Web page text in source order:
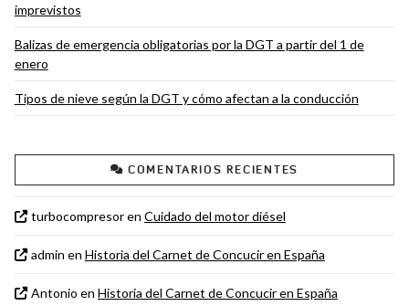
imprevistos
Balizas de emergencia obligatorias por la DGT a partir del 1 de
enero
Tipos de nieve según la DGT y cómo afectan a la conducción
COMENTARIOS RECIENTES
turbocompresoren Cuidado del motor diésel
admin en Historia del Carnet de Concucir en España
Antonio en Historia del Carnet de Concucir en España